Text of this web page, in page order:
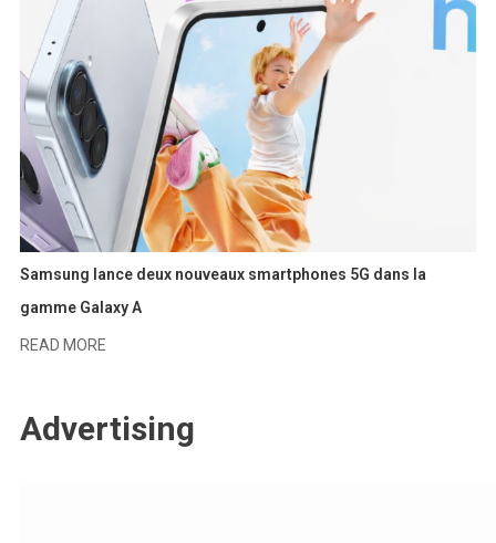
Samsung lance deux nouveaux smartphones 5G dans la
gamme Galaxy A
READ MORE
Advertising